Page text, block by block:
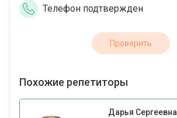
Телефон подтвержден
Проверить
Похожие репетиторы
Дарья Сергеевна